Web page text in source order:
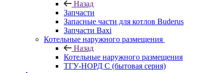
Назад
Запчасти
Запасные части для котлов Buderus
Запчасти Baxi
Котельные наружного размещения
Назад
Котельные наружного размещения
ТГУ-НОРД С (бытовая серия)